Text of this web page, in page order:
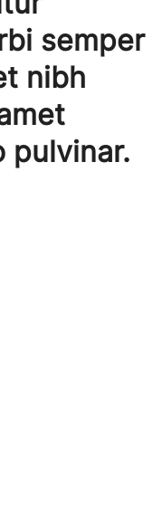
semper
nibh
pulvinar.